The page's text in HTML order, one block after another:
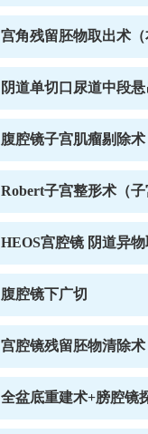
宫角残留胚物取出术（
阴道单切口尿道中段
腹腔镜子宫肌瘤剔除术
Robert子宫整形术（子
HEOS宫腔镜 阴道异物
腹腔镜下广切
宫腔镜残留胚物清除术
全盆底重建术+膀腔镜